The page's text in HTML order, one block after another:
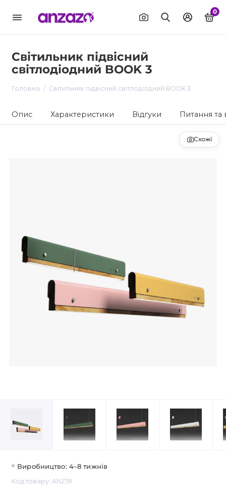
0
Світильник підвісний
світлодіодний BOOK 3
Головна Світильник підвісний світлодіодний BOOK 3
Опис Характеристики Відгуки Питання та
Схожі
Виробництво: 4–8 тижнів
Код товару: ANZ18